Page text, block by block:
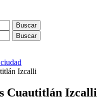
Izcalli
Cuautitlán Izcalli